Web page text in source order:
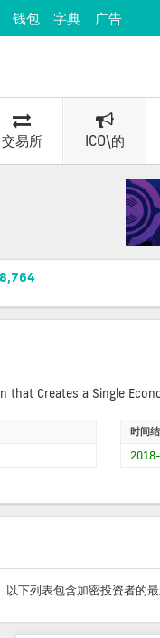
钱包 字典 广告
交易所 ICO\的
that Creates a Single
时间
以下列表包含加密投资者的